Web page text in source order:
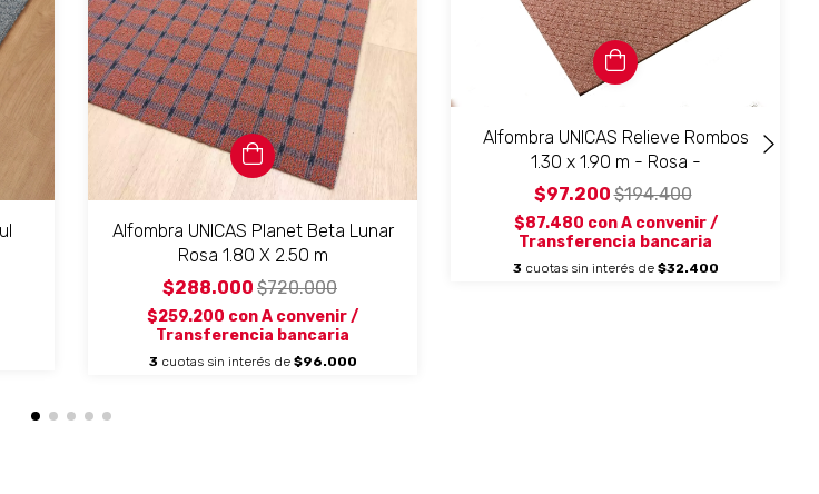
Alfombra UNICAS Planet Beta Lunar
Rosa 1.80 X 2.50 m
$288.000 $720.000
$259.200 conA convenir /
Transferencia bancaria
3 cuotas sin interés de $96.000
Alfombra UNICAS Relieve Rombos
1.30 x 1.90 m - Rosa -
$97.200$194.400
$87.480 con A convenir /
Transferencia bancaria
3 cuotas sin interés de $32.400